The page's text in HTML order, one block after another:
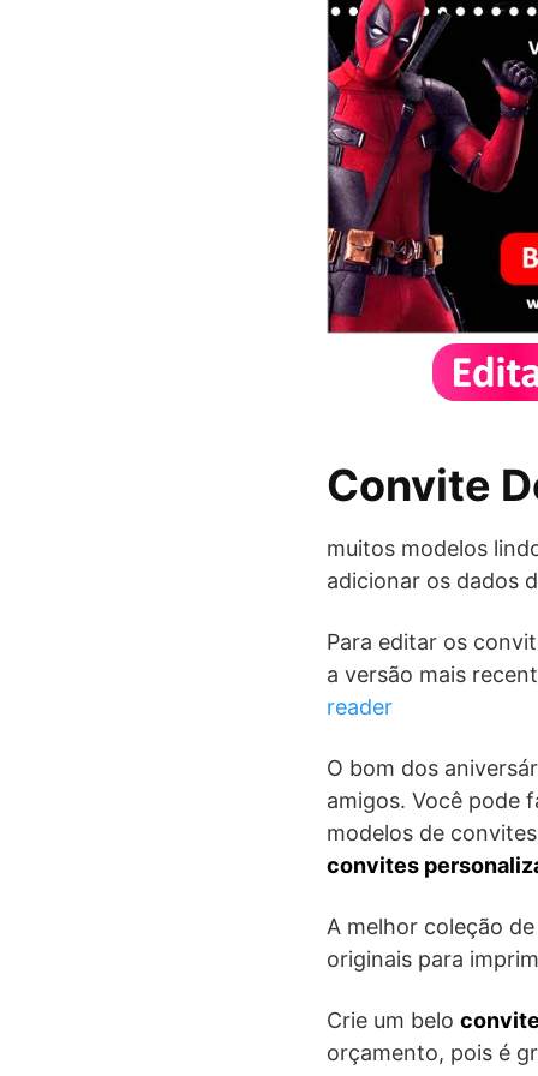
Convite
muitos modelos
adicionar os dados
Para editar os
a versão mais
reader
O bom dos
amigos. Você pode
modelos de
convites
A melhor coleção
originais para
Crie um belo
orçamento, pois é